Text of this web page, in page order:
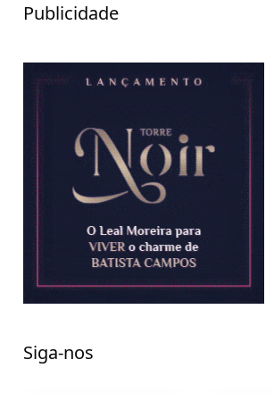
Publicidade
Siga-nos